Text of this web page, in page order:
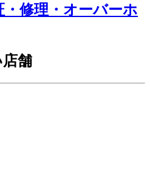
修理・オーバーホ
舗